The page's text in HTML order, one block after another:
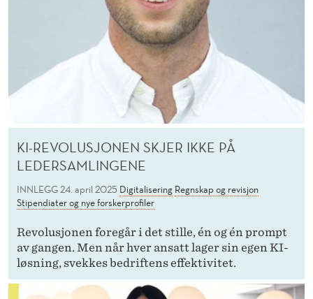
KI-REVOLUSJONEN SKJER IKKE PÅ
LEDERSAMLINGENE
INNLEGG24. april 2025 Digitalisering Regnskap og revisjon
Stipendiater og nye forskerprofiler
Revolusjonen foregår i det stille, én og én prompt
av gangen. Men når hver ansatt lager sin egen KI-
løsning, svekkes bedriftens effektivitet.